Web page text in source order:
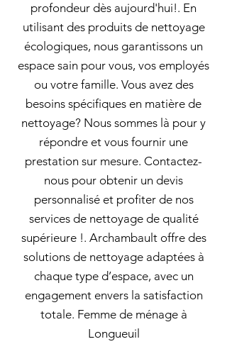
profondeur dès aujourd'hui!. En
utilisant des produits de nettoyage
écologiques, nous garantissons un
espace sain pour vous, vos employés
ou votre famille. Vous avez des
besoins spécifiques en matière de
nettoyage? Nous sommes là pour y
répondre et vous fournir une
prestation sur mesure. Contactez-
nous pour obtenir un devis
personnalisé et profiter de nos
services de nettoyage de qualité
supérieure !. Archambault offre des
solutions de nettoyage adaptées à
chaque type d’espace, avec un
engagement envers la satisfaction
totale. Femme de ménage à
Longueuil